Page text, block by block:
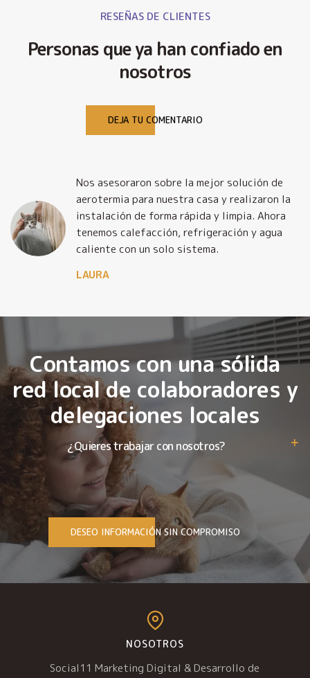
RESEÑAS DE CLIENTES
Personas que ya han confiado en
nosotros
DEJA TU COMENTARIO
Nos asesoraron sobre la mejor solución de
aerotermia para nuestra casa y realizaron la
instalación de forma rápida y limpia. Ahora
tenemos calefacción, refrigeración y agua
caliente con un solo sistema.
LAURA
Contamos con una sólida
red local de colaboradores y
delegaciones locales
¿Quieres trabajar con nosotros?
DESEO INFORMACIÓN SIN COMPROMISO
NOSOTROS
Social11 Marketing Digital & Desarrollo de